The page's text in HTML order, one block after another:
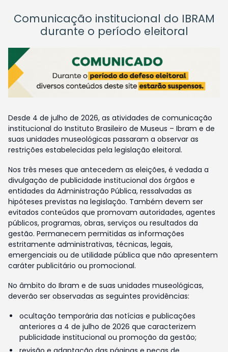
Comunicação institucional do IBRAM
durante o período eleitoral
Desde 4 de julho de 2026, as atividades de comunicação
institucional do Instituto Brasileiro de Museus – Ibram e de
suas unidades museológicas passaram a observar as
restrições estabelecidas pela legislação eleitoral.
Nos três meses que antecedem as eleições, é vedada a
divulgação de publicidade institucional dos órgãos e
entidades da Administração Pública, ressalvadas as
hipóteses previstas na legislação. Também devem ser
evitados conteúdos que promovam autoridades, agentes
públicos, programas, obras, serviços ou resultados da
gestão. Permanecem permitidas as informações
estritamente administrativas, técnicas, legais,
emergenciais ou de utilidade pública que não apresentem
caráter publicitário ou promocional.
No âmbito do Ibram e de suas unidades museológicas,
deverão ser observadas as seguintes providências:
ocultação temporária das notícias e publicações
anteriores a 4 de julho de 2026 que caracterizem
publicidade institucional ou promoção da gestão;